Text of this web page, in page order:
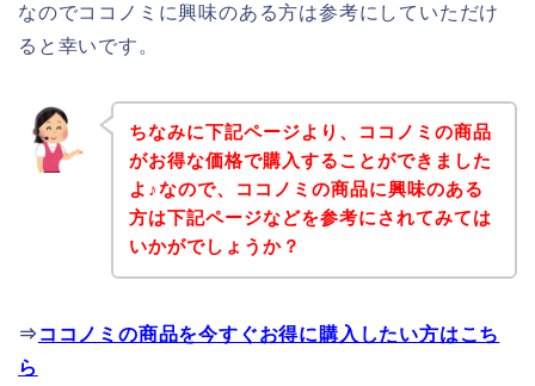
なのでココノミに興味のある方は参考にしていただけ
ると幸いです。
ちなみに下記ページより、ココノミの商品
がお得な価格で購入することができました
よ♪なので、ココノミの商品に興味のある
方は下記ページなどを参考にされてみては
いかがでしょうか？
⇒ ココノミの商品を今すぐお得に購入したい方はこち
ら